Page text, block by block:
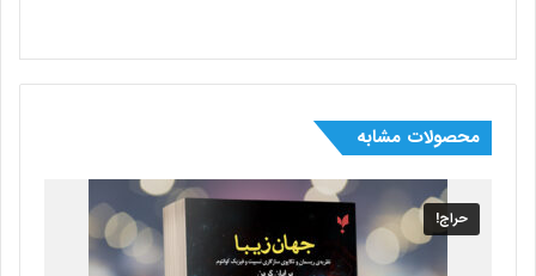
محصولات مشابه
حراج!